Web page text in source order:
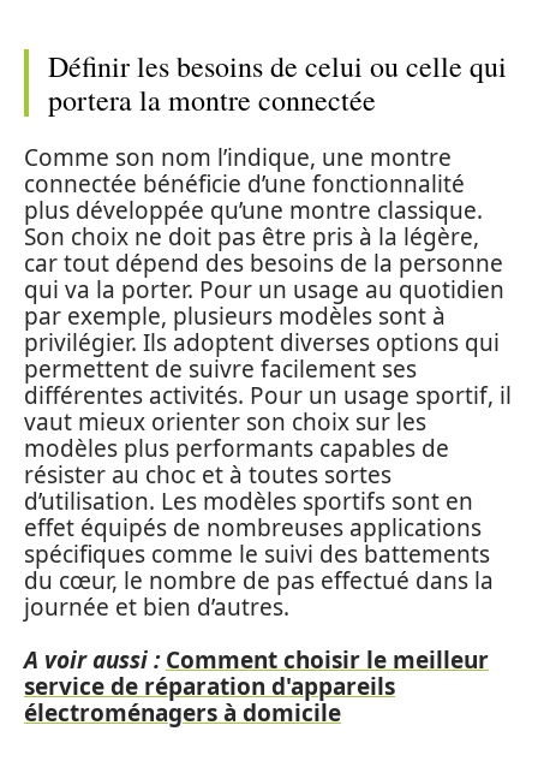
Définir les besoins de celui ou celle qui
portera la montre connectée
Comme son nom l’indique, une montre
connectée bénéficie d’une fonctionnalité
plus développée qu’une montre classique.
Son choix ne doit pas être pris à la légère,
car tout dépend des besoins de la personne
qui va la porter. Pour un usage au quotidien
par exemple, plusieurs modèles sont à
privilégier. Ils adoptent diverses options qui
permettent de suivre facilement ses
différentes activités. Pour un usage sportif, il
vaut mieux orienter son choix sur les
modèles plus performants capables de
résister au choc et à toutes sortes
d’utilisation. Les modèles sportifs sont en
effet équipés de nombreuses applications
spécifiques comme le suivi des battements
du cœur, le nombre de pas effectué dans la
journée et bien d’autres.
A voir aussi : Comment choisir le meilleur
service de réparation d'appareils
électroménagers à domicile